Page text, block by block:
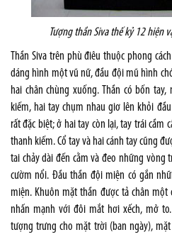
Tượng thần Siva thế kỷ 12 hiện
Thần Siva trên phù điêu thuộc phong
dáng hình một vũ nữ, đầu đội mũ hình
hai chân chùng xuống. Thần có bốn
kiếm, hai tay chụm nhau giơ lên khỏi
rất đặc biệt; ở hai tay còn lại, tay trái cầm
thanh kiếm. Cổ tay và hai cánh tay cũng
tai chảy dài đến cằm và đeo những vòng
cườm nổi. Đầu thần đội miện có gắn
miện. Khuôn mặt thần được tả chân một
nhấn mạnh với đôi mắt hơi xếch, mở
tượng trưng cho mặt trời (ban ngày),